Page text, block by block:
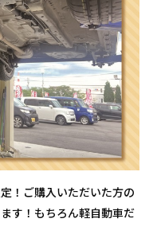
！ご購入いただいた方の
す！もちろん軽自動車だ